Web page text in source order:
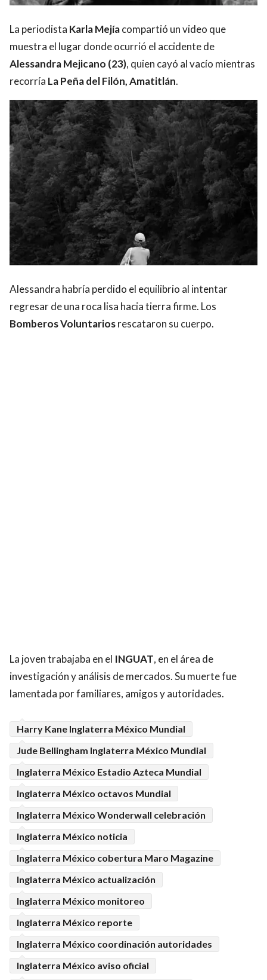
La periodista Karla Mejíacompartió un video que
muestra el lugar donde ocurrió el accidente de
Alessandra Mejicano (23), quien cayó al vacío mientras
recorría La Peña del Filón, Amatitlán.
Alessandra habría perdido el equilibrio al intentar
regresar de una roca lisa hacia tierra firme. Los
Bomberos Voluntariosrescataron su cuerpo.
La joven trabajaba en el INGUAT, en el área de
investigación y análisis de mercados. Su muerte fue
lamentada por familiares, amigos y autoridades.
Harry Kane Inglaterra México Mundial
Jude Bellingham Inglaterra México Mundial
Inglaterra México Estadio Azteca Mundial
Inglaterra México octavos Mundial
Inglaterra México Wonderwall celebración
Inglaterra México noticia
Inglaterra México cobertura Maro Magazine
Inglaterra México actualización
Inglaterra México monitoreo
Inglaterra México reporte
Inglaterra México coordinación autoridades
Inglaterra México aviso oficial